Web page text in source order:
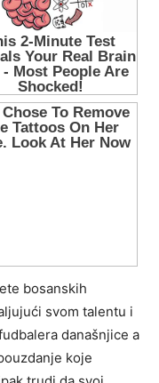
bosanskih
svom talentu i
današnjice a
koje